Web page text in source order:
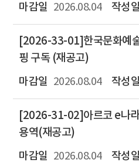
2026.08.04
[2026-33-01]한국문화예
핑 구독 (재공고)
2026.08.04
[2026-31-02]아르코 e나
용역(재공고)
2026.08.04